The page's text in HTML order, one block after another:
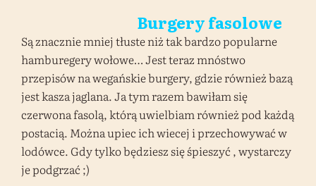
Burgery fasolowe
Są znacznie mniej tłuste niż tak bardzo popularne
hamburegery wołowe… Jest teraz mnóstwo
przepisów na wegańskie burgery, gdzie również bazą
jest kasza jaglana. Ja tym razem bawiłam się
czerwona fasolą, którą uwielbiam również pod każdą
postacią. Można upiec ich wiecej i przechowywać w
lodówce. Gdy tylko będziesz się śpieszyć , wystarczy
je podgrzać ;)